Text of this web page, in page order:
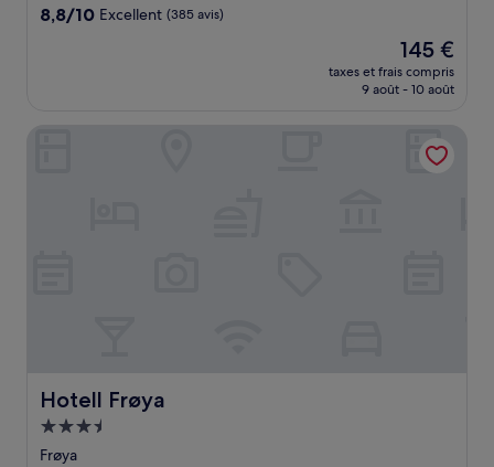
8.8
8,8/10 Excellent (385 avis)
Le
nouveau
prix
de
145 €
145 €
taxes et frais compris
9 août - 10 août
Hotell Frøya
Hotell Frøya
Hébergement
3.5 étoiles
Frøya